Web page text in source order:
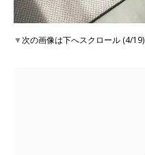
▼次の画像は下へスクロール (4/19)